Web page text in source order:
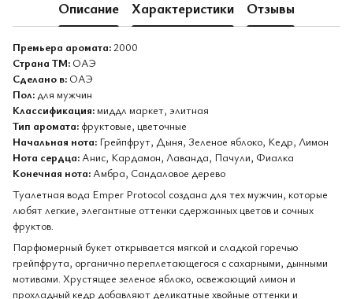
Описание Характеристики Отзывы
Премьера аромата:2000
Страна ТМ: ОАЭ
Сделано в: ОАЭ
Пол: для мужчин
Классификация: миддл маркет, элитная
Тип аромата: фруктовые, цветочные
Начальная нота: Грейпфрут, Дыня, Зеленое яблоко, Кедр, Лимон
Нота сердца:Анис, Кардамон, Лаванда, Пачули, Фиалка
Конечная нота:Амбра, Сандаловое дерево
Туалетная вода Emper Protocol создана для тех мужчин, которые
любят легкие, элегантные оттенки сдержанных цветов и сочных
фруктов.
Парфюмерный букет открывается мягкой и сладкой горечью
грейпфрута, органично переплетающегося с сахарными, дынными
мотивами. Хрустящее зеленое яблоко, освежающий лимон и
прохладный кедр добавляют деликатные хвойные оттенки и